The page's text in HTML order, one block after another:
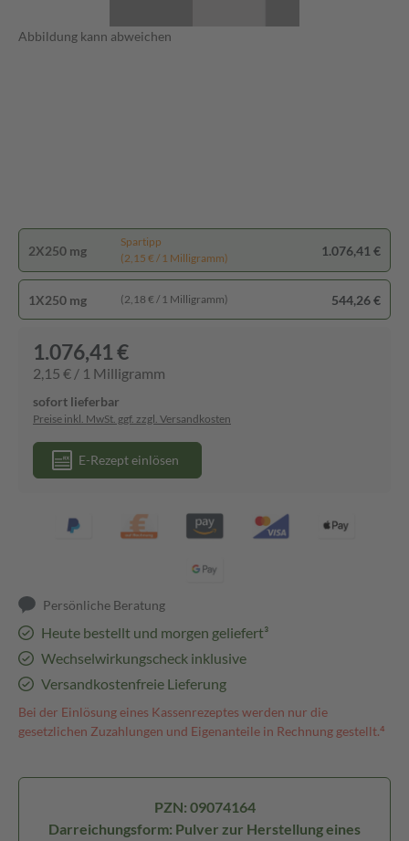
Abbildung kann abweichen
2X250 mg
Spartipp
(2,15 € / 1 Milligramm)
1.076,41 €
1X250 mg (2,18 € / 1 Milligramm) 544,26 €
1.076,41 €
2,15 € / 1 Milligramm
sofort lieferbar
Preise inkl. MwSt. ggf. zzgl. Versandkosten
E-Rezept einlösen
Persönliche Beratung
Heute bestellt und morgen geliefert³
Wechselwirkungscheck inklusive
Versandkostenfreie Lieferung
Bei der Einlösung eines Kassenrezeptes werden nur die
gesetzlichen Zuzahlungen und Eigenanteile in Rechnung gestellt.⁴
PZN: 09074164
Darreichungsform: Pulver zur Herstellung eines